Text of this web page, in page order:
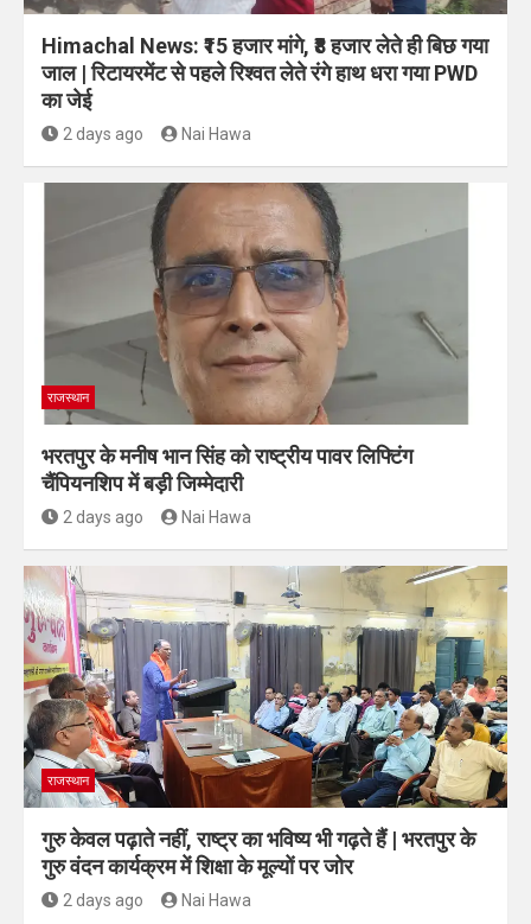
Himachal News: ₹15 हजार मांगे, ₹8 हजार लेते ही बिछ गया
जाल | रिटायरमेंट से पहले रिश्वत लेते रंगे हाथ धरा गया PWD
का जेई
2 days ago Nai Hawa
राजस्थान
भरतपुर के मनीष भान सिंह को राष्ट्रीय पावर लिफ्टिंग
चैंपियनशिप में बड़ी जिम्मेदारी
2 days ago Nai Hawa
राजस्थान
गुरु केवल पढ़ाते नहीं, राष्ट्र का भविष्य भी गढ़ते हैं | भरतपुर के
गुरु वंदन कार्यक्रम में शिक्षा के मूल्यों पर जोर
2 days ago Nai Hawa